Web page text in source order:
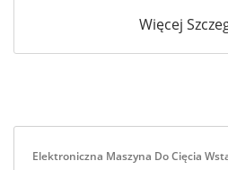
Więcej
Elektroniczna Maszyna Do Cięcia